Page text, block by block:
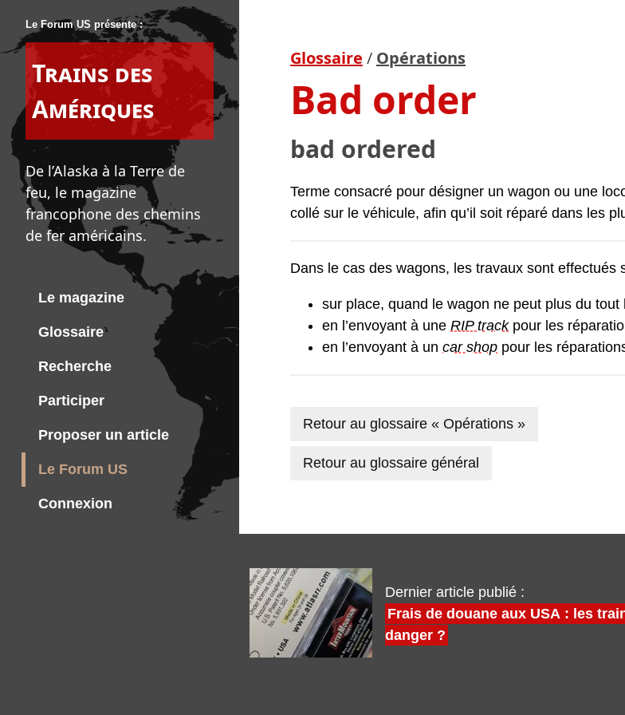
Le Forum US présente :
Trains des
Amériques
De l’Alaska à la Terre de
feu, le magazine
francophone des chemins
de fer américains.
Le magazine
Glossaire
Recherche
Participer
Proposer un article
Le Forum US
Connexion
Glossaire / Opérations
Bad order
bad ordered
Terme consacré pour désigner un wagon ou une
collé sur le véhicule, afin qu’il soit réparé dans les
Dans le cas des wagons, les travaux sont effectués
sur place, quand le wagon ne peut plus du tout
en l’envoyant à une RIP trackpour les
en l’envoyant à un car shop pour les
Retour au glossaire « Opérations »
Retour au glossaire général
Dernier article publié :
Frais de douane aux USA : les
danger ?